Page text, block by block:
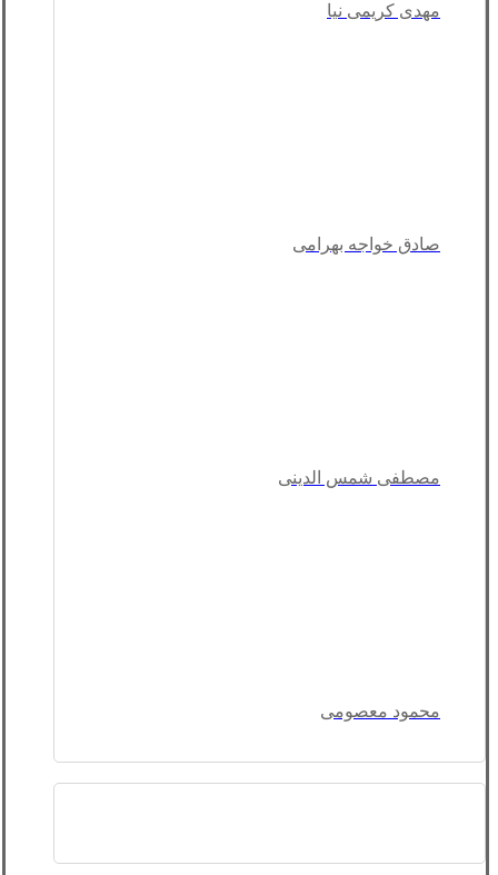
مهدی کریمی نیا
صادق خواجه بهرامی
مصطفی شمس الدینی
محمود معصومی